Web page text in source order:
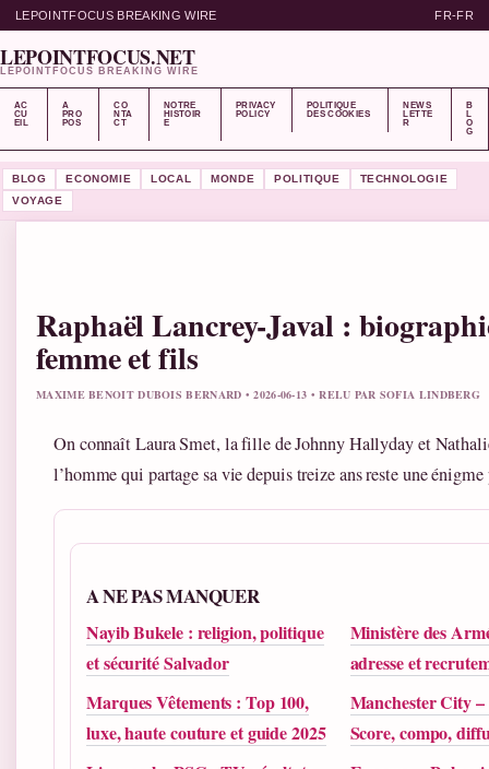
LEPOINTFOCUS BREAKING WIRE FR-FR
LEPOINTFOCUS.NET
LEPOINTFOCUS BREAKING WIRE
AC
CU
EIL
A
PRO
POS
CO
NTA
CT
NOTRE
HISTOIR
E
PRIVACY
POLICY
POLITIQUE
DES COOKIES
NEWS
LETTE
R
B
L
O
G
BLOG ECONOMIE LOCAL MONDE POLITIQUE
TECHNOLOGIE
VOYAGE
Raphaël Lancrey-Javal :
femme et fils
MAXIME BENOIT DUBOIS BERNARD • 2026-06-13 • RELU PAR SOFIA LINDBERG
On connaît Laura Smet, la fille de Johnny Hallyday et
l’homme qui partage sa vie depuis treize ans reste une
A NE PAS MANQUER
Nayib Bukele : religion, politique
et sécurité Salvador
Ministère des
adresse et
Marques Vêtements : Top 100,
luxe, haute couture et guide 2025
Manchester City
Score, compo,